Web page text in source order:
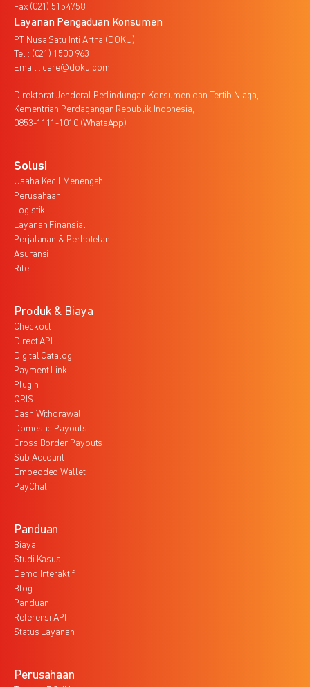
Fax (021) 5154758
Layanan Pengaduan Konsumen
PT Nusa Satu Inti Artha (DOKU)
Tel : (021) 1500 963
Email : care@doku.com
Direktorat Jenderal Perlindungan Konsumen dan Tertib Niaga,
Kementrian Perdagangan Republik Indonesia,
0853-1111-1010 (WhatsApp)
Solusi
Usaha Kecil Menengah
Perusahaan
Logistik
Layanan Finansial
Perjalanan & Perhotelan
Asuransi
Ritel
Produk & Biaya
Checkout
Direct API
Digital Catalog
Payment Link
Plugin
QRIS
Cash Withdrawal
Domestic Payouts
Cross Border Payouts
Sub Account
Embedded Wallet
PayChat
Panduan
Biaya
Studi Kasus
Demo Interaktif
Blog
Panduan
Referensi API
Status Layanan
Perusahaan